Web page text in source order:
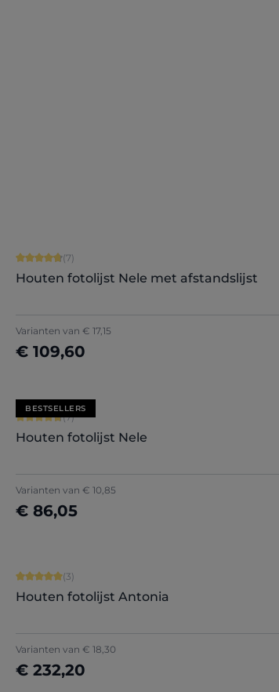
Gemiddelde waardering van 4.71 van 5 sterren
(7)
Houten fotolijst Nele met afstandslijst
Varianten van € 17,15
€ 109,60
Nu configureren
BESTSELLERS
Gemiddelde waardering van 4.71 van 5 sterren
(7)
Houten fotolijst Nele
Varianten van € 10,85
€ 86,05
Nu configureren
Gemiddelde waardering van 5 van 5 sterren
(3)
Houten fotolijst Antonia
Varianten van € 18,30
€ 232,20